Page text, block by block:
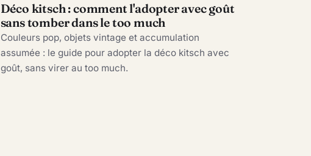
Déco kitsch : comment l'adopter avec goût
sans tomber dans le too much
Couleurs pop, objets vintage et accumulation
assumée : le guide pour adopter la déco kitsch avec
goût, sans virer au too much.